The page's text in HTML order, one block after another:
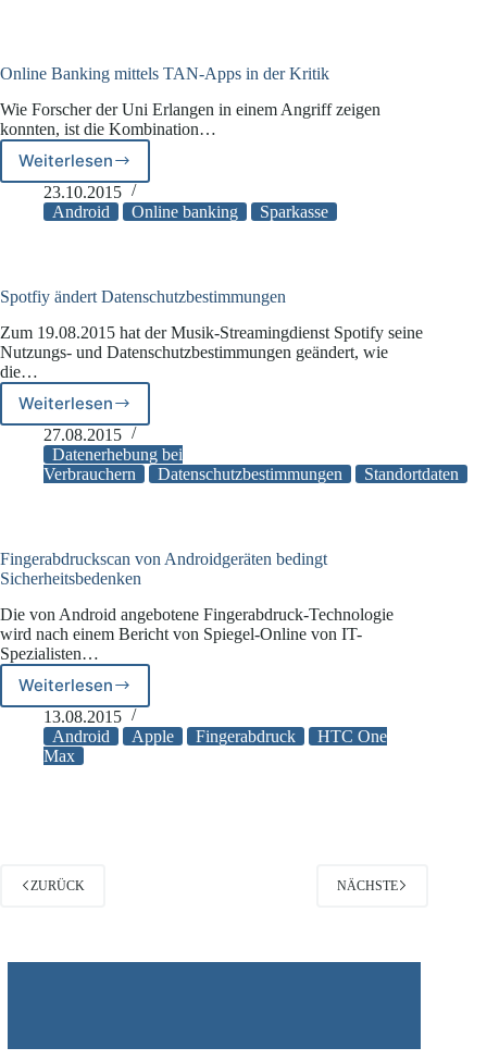
Online Banking mittels TAN-Apps in der Kritik
Wie Forscher der Uni Erlangen in einem Angriff zeigen
konnten, ist die Kombination…
Weiterlesen
Online
Banking
mittels
der
23.10.2015
Android
Online banking Sparkasse
Spotfiy ändert Datenschutzbestimmungen
Zum 19.08.2015 hat der Musik-Streamingdienst Spotify seine
Nutzungs- und Datenschutzbestimmungen geändert, wie
die…
Weiterlesen
Spotfiy
ändert
Datenschutzbestimmungen
27.08.2015
Datenerhebung bei
Verbrauchern
Datenschutzbestimmungen Standortdaten
Fingerabdruckscan von Androidgeräten bedingt
Sicherheitsbedenken
Die von Android angebotene Fingerabdruck-Technologie
wird nach einem Bericht von Spiegel-Online von IT-
Spezialisten…
WeiterlesenFingerabdruckscan
von
Androidgeräten
bedingt
13.08.2015
Android
Apple Fingerabdruck
HTC One
Max
ZURÜCK NÄCHSTE